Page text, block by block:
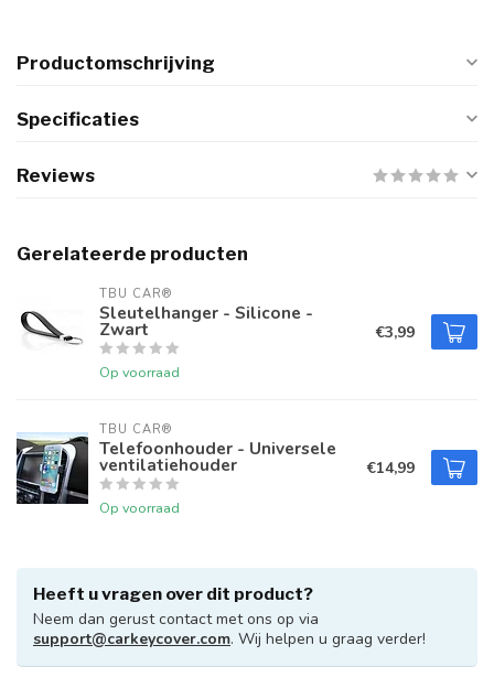
Productomschrijving
Specificaties
Reviews
Gerelateerde producten
TBU CAR®
Sleutelhanger - Silicone -
Zwart
Op voorraad
€3,99
TBU CAR®
Telefoonhouder - Universele
ventilatiehouder
Op voorraad
€14,99
Heeft u vragen over dit product?
Neem dan gerust contact met ons op via
support@carkeycover.com. Wij helpen u graag verder!